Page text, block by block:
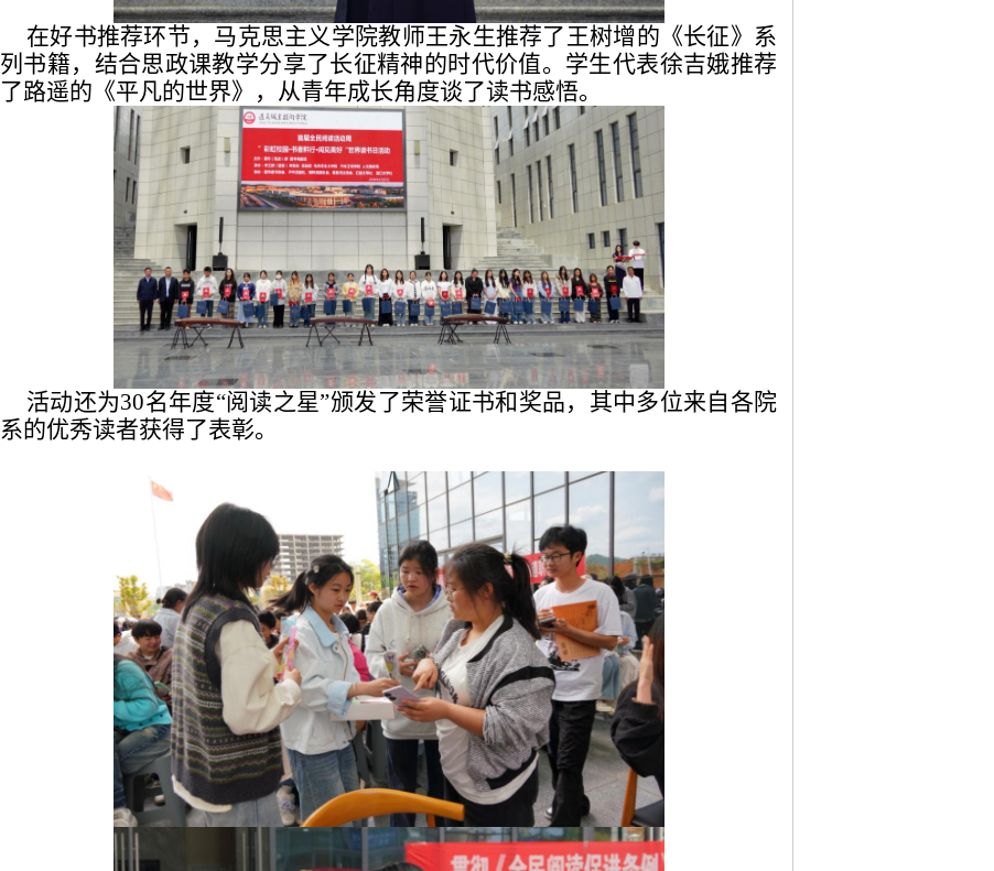
在好书推荐环节，马克思主义学院教师王永生推荐了王树增的《长征》系
列书籍，结合思政课教学分享了长征精神的时代价值。学生代表徐吉娥推荐
了路遥的《平凡的世界》，从青年成长角度谈了读书感悟。
活动还为30名年度“阅读之星”颁发了荣誉证书和奖品，其中多位来自各院
系的优秀读者获得了表彰。